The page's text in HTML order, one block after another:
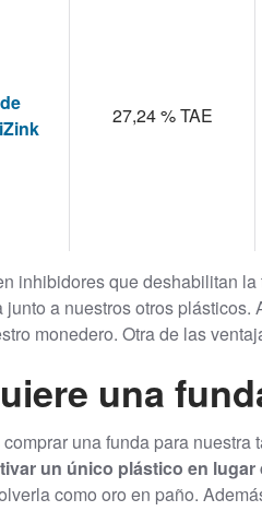
27,24 % TAE
inhibidores que deshabilitan la
junto a nuestros otros plásticos.
monedero. Otra de las
una
una funda para nuestra
un único plástico en
como oro en paño.